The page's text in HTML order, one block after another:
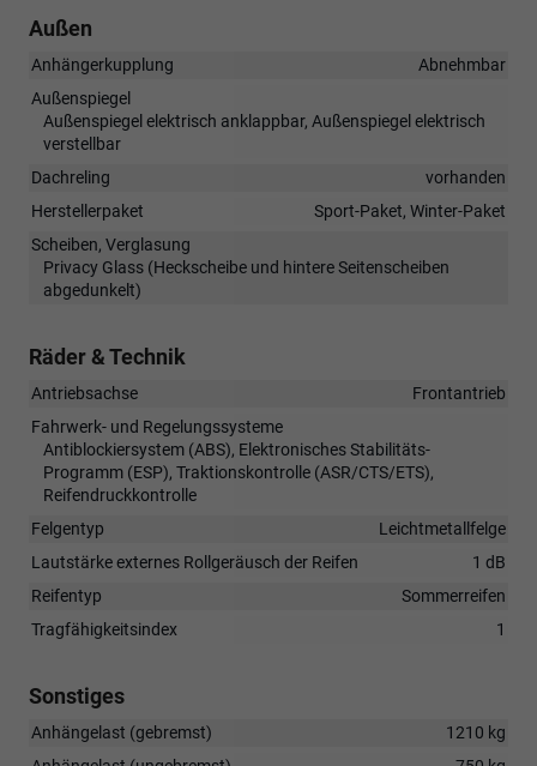
Außen
Anhängerkupplung
Abnehmbar
Außenspiegel
Außenspiegel elektrisch anklappbar, Außenspiegel elektrisch
verstellbar
Dachreling
vorhanden
Herstellerpaket
Sport-Paket, Winter-Paket
Scheiben, Verglasung
Privacy Glass (Heckscheibe und hintere Seitenscheiben
abgedunkelt)
Räder & Technik
Antriebsachse
Frontantrieb
Fahrwerk- und Regelungssysteme
Antiblockiersystem (ABS), Elektronisches Stabilitäts-
Programm (ESP), Traktionskontrolle (ASR/CTS/ETS),
Reifendruckkontrolle
Felgentyp
Leichtmetallfelge
Lautstärke externes Rollgeräusch der Reifen
1 dB
Reifentyp
Sommerreifen
Tragfähigkeitsindex
1
Sonstiges
Anhängelast (gebremst)
1210 kg